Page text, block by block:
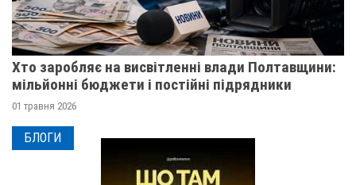
Хто заробляє на висвітленні влади Полтавщини:
мільйонні бюджети і постійні підрядники
01 травня 2026
БЛОГИ